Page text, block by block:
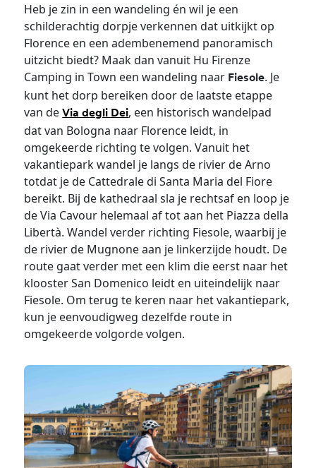
Heb je zin in een wandeling én wil je een
schilderachtig dorpje verkennen dat uitkijkt op
Florence en een adembenemend panoramisch
uitzicht biedt? Maak dan vanuit Hu Firenze
Camping in Town een wandeling naar Fiesole. Je
kunt het dorp bereiken door de laatste etappe
van deVia degli Dei, een historisch wandelpad
dat van Bologna naar Florence leidt, in
omgekeerde richting te volgen. Vanuit het
vakantiepark wandel je langs de rivier de Arno
totdat je de Cattedrale di Santa Maria del Fiore
bereikt. Bij de kathedraal sla je rechtsaf en loop je
de Via Cavour helemaal af tot aan het Piazza della
Libertà. Wandel verder richting Fiesole, waarbij je
de rivier de Mugnone aan je linkerzijde houdt. De
route gaat verder met een klim die eerst naar het
klooster San Domenico leidt en uiteindelijk naar
Fiesole. Om terug te keren naar het vakantiepark,
kun je eenvoudigweg dezelfde route in
omgekeerde volgorde volgen.